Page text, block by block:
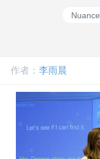
网
Nuance
作者： 李雨晨